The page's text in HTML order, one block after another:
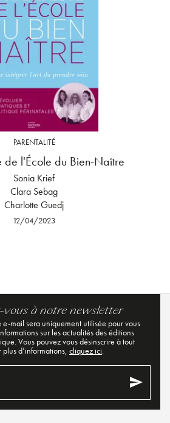
PARENTALITÉ
de l'École du Bien-Naître
Sonia Krief
Clara Sebag
Charlotte Guedj
12/04/2023
vous à notre newsletter
e-mail sera uniquement utilisée pour vous
sur les actualités des éditions
Vous pouvez vous désinscrire à tout
plus d’informations, cliquez ici.
send